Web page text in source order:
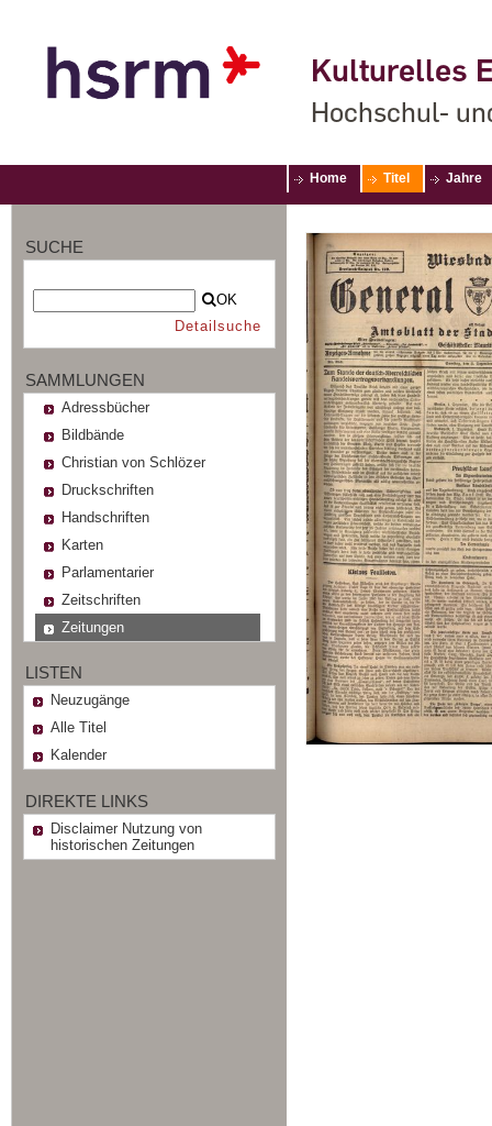
Kulturelles
Hochschul-
Home Titel Jahre
SUCHE
OK
Detailsuche
SAMMLUNGEN
Adressbücher
Bildbände
Christian von Schlözer
Druckschriften
Handschriften
Karten
Parlamentarier
Zeitschriften
Zeitungen
LISTEN
Neuzugänge
Alle Titel
Kalender
DIREKTE LINKS
Disclaimer Nutzung von
historischen Zeitungen